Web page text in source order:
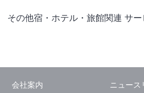
仙台 ホテル
東京ドーム ホテル
その他宿・ホテル・旅館関連 サー
会社案内 ニュース